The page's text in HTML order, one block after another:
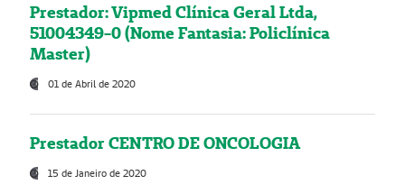
Prestador: Vipmed Clínica Geral Ltda,
51004349-0 (Nome Fantasia: Policlínica
Master)
01 de Abril de 2020
Prestador CENTRO DE ONCOLOGIA
15 de Janeiro de 2020